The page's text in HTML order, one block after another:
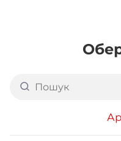
Доставка
обирайте страви, які